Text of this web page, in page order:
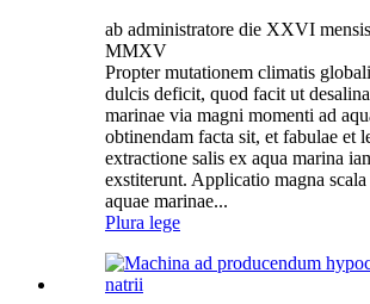
ab administratore die XXVI
MMXV
Propter mutationem climatis
dulcis deficit, quod facit ut
marinae via magni momenti ad
obtinendam facta sit, et fabulae et
extractione salis ex aqua marina
exstiterunt. Applicatio magna
aquae marinae...
Plura lege